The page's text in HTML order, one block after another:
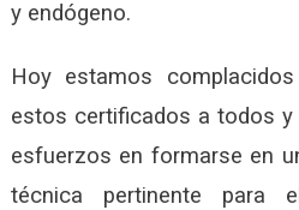
y endógeno.
Hoy estamos
estos certificados a todos
esfuerzos en formarse en
técnica pertinente para